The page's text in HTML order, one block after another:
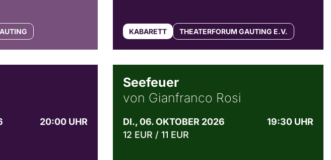
KABARETT THEATERFORUM GAUTING E.V.
20:00 UHR
Seefeuer
von Gianfranco Rosi
DI., 06. OKTOBER 2026
19:30 UHR
12 EUR / 11 EUR